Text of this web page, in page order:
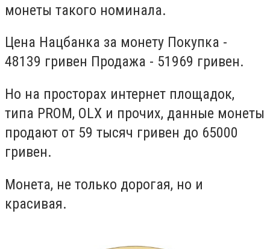
монеты такого номинала.
Цена Нацбанка за монету Покупка -
48139 гривен Продажа - 51969 гривен.
Но на просторах интернет площадок,
типа PROM, OLX и прочих, данные монеты
продают от 59 тысяч гривен до 65000
гривен.
Монета, не только дорогая, но и
красивая.